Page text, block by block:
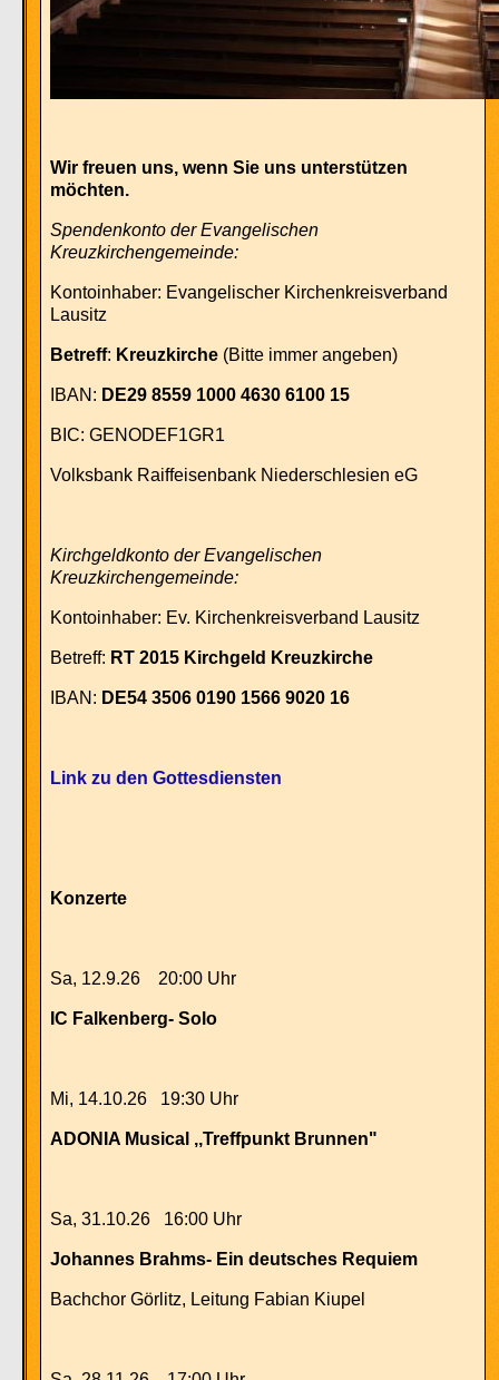
Wir freuen uns, wenn Sie uns unterstützen
möchten.
Spendenkonto der Evangelischen
Kreuzkirchengemeinde:
Kontoinhaber: Evangelischer Kirchenkreisverband
Lausitz
Betreff: Kreuzkirche (Bitte immer angeben)
IBAN: DE29 8559 1000 4630 6100 15
BIC: GENODEF1GR1
Volksbank Raiffeisenbank Niederschlesien eG
Kirchgeldkonto der Evangelischen
Kreuzkirchengemeinde:
Kontoinhaber: Ev. Kirchenkreisverband Lausitz
Betreff: RT 2015 Kirchgeld Kreuzkirche
IBAN: DE54 3506 0190 1566 9020 16
Link zu den Gottesdiensten
Konzerte
Sa, 12.9.26 20:00 Uhr
IC Falkenberg- Solo
Mi, 14.10.26 19:30 Uhr
ADONIA Musical ,,Treffpunkt Brunnen"
Sa, 31.10.26 16:00 Uhr
Johannes Brahms- Ein deutsches Requiem
Bachchor Görlitz, Leitung Fabian Kiupel